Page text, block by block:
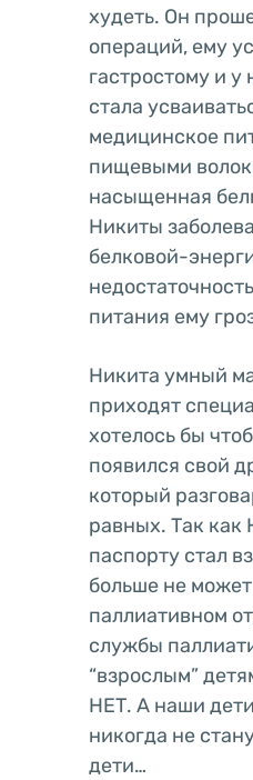
худеть. Он
операций, ему
гастростому и у
стала
медицинское
пищевыми
насыщенная
Никиты
белковой-
питания ему
Никита умный
приходят
хотелось бы
появился свой
который
равных. Так как
паспорту стал
больше не
паллиативном
службы
“взрослым”
НЕТ. А наши
никогда не
дети…